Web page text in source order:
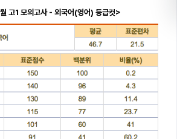
고1 모의고사 - 외국어(영어) 등급컷>